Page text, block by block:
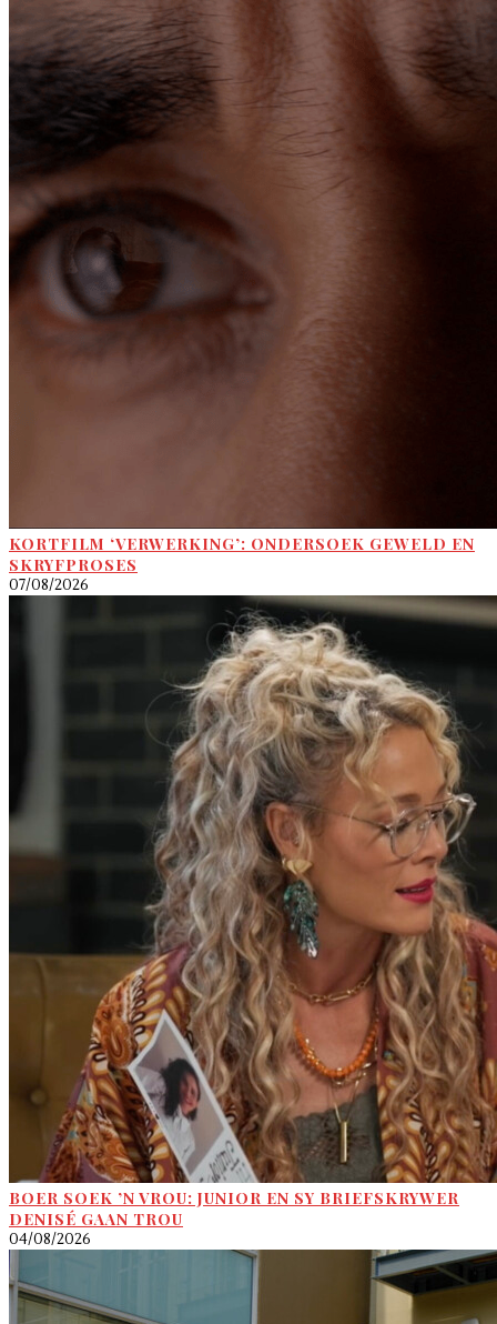
KORTFILM ‘VERWERKING’: ONDERSOEK GEWELD EN
SKRYFPROSES
07/08/2026
BOER SOEK ’N VROU: JUNIOR EN SY BRIEFSKRYWER
DENISÉ GAAN TROU
04/08/2026